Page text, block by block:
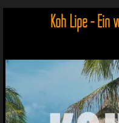
Koh Lipe - Ein